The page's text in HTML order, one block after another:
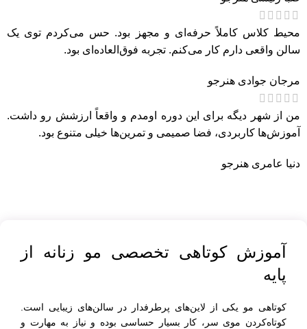
محیط کلاس کاملاً حرفه‌ای و مجهز بود. حس می‌کردم توی یک
سالن واقعی دارم کار می‌کنم. تجربه فوق‌العاده‌ای بود.
مرجان جوادی هنرجو
من از شهر دیگه برای این دوره اومدم و واقعاً ارزشش رو داشت.
آموزش‌ها کاربردی، فضا صمیمی و تمرین‌ها خیلی متنوع بود.
دنیا عامری هنرجو
آموزش کوتاهی تخصصی مو زنانه از
پایه
کوتاهی مو یکی از لاین‌های پرطرفدار در سالن‌های زیبایی است‌.
کوتاه‌کردن موی سر، کار بسیار حساسی بوده و نیاز به مهارت و